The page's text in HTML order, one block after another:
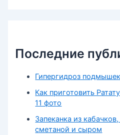
Последние
Гипергидроз
Как приготовить
11 фото
Запеканка из
сметаной и сыром